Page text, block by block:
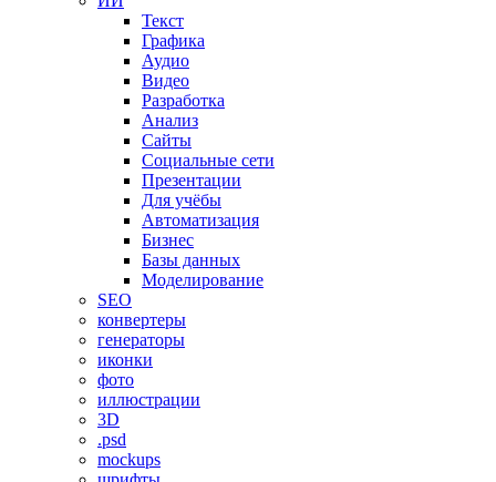
Текст
Графика
Аудио
Видео
Разработка
Анализ
Сайты
Социальные сети
Презентации
Для учёбы
Автоматизация
Бизнес
Базы данных
Моделирование
SEO
конвертеры
генераторы
иконки
фото
иллюстрации
3D
.psd
mockups